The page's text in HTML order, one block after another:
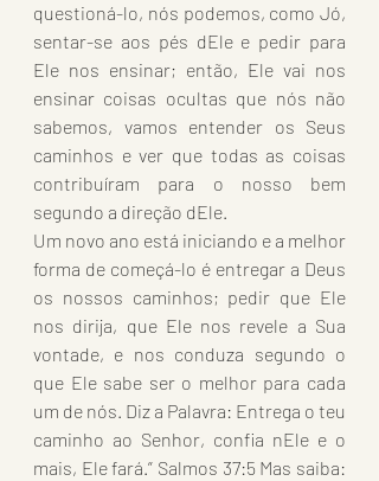
questioná-lo, nós podemos, como Jó,
sentar-se aos pés dEle e pedir para
Ele nos ensinar; então, Ele vai nos
ensinar coisas ocultas que nós não
sabemos, vamos entender os Seus
caminhos e ver que todas as coisas
contribuíram para o nosso bem
segundo a direção dEle.
Um novo ano está iniciando e a melhor
forma de começá-lo é entregar a Deus
os nossos caminhos; pedir que Ele
nos dirija, que Ele nos revele a Sua
vontade, e nos conduza segundo o
que Ele sabe ser o melhor para cada
um de nós. Diz a Palavra: Entrega o teu
caminho ao Senhor, confia nEle e o
mais, Ele fará.” Salmos 37:5 Mas saiba: